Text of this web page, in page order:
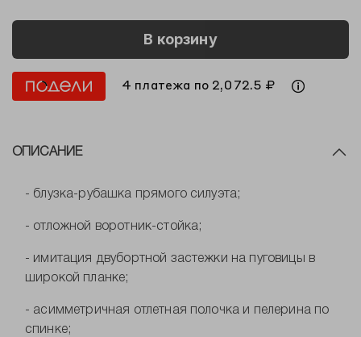
В корзину
4 платежа по 2,072.5 ₽
ОПИСАНИЕ
- блузка-рубашка прямого силуэта;
- отложной воротник-стойка;
- имитация двубортной застежки на пуговицы в
широкой планке;
- асимметричная отлетная полочка и пелерина по
спинке;